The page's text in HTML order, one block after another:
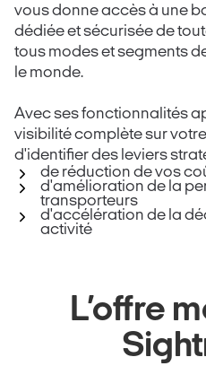
vous donne accès à une
dédiée et sécurisée de
tous modes et segments
le monde.
Avec ses fonctionnalités
visibilité complète sur
d'identifier des leviers
de réduction de vos
d'amélioration de la
transporteurs
d'accélération de la
activité
L’offre